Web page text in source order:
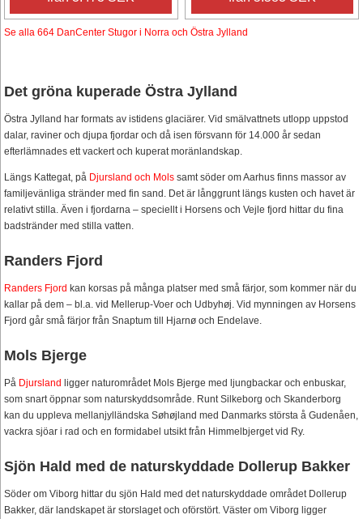
Se alla 664 DanCenter Stugor i Norra och Östra Jylland
Det gröna kuperade Östra Jylland
Östra Jylland har formats av istidens glaciärer. Vid smälvattnets utlopp uppstod
dalar, raviner och djupa fjordar och då isen försvann för 14.000 år sedan
efterlämnades ett vackert och kuperat moränlandskap.
Längs Kattegat, på Djursland och Mols samt söder om Aarhus finns massor av
familjevänliga stränder med fin sand. Det är långgrunt längs kusten och havet är
relativt stilla. Även i fjordarna – speciellt i Horsens och Vejle fjord hittar du fina
badstränder med stilla vatten.
Randers Fjord
Randers Fjord kan korsas på många platser med små färjor, som kommer när du
kallar på dem – bl.a. vid Mellerup-Voer och Udbyhøj. Vid mynningen av Horsens
Fjord går små färjor från Snaptum till Hjarnø och Endelave.
Mols Bjerge
På Djursland ligger naturområdet Mols Bjerge med ljungbackar och enbuskar,
som snart öppnar som naturskyddsområde. Runt Silkeborg och Skanderborg
kan du uppleva mellanjylländska Søhøjland med Danmarks största å Gudenåen,
vackra sjöar i rad och en formidabel utsikt från Himmelbjerget vid Ry.
Sjön Hald med de naturskyddade Dollerup Bakker
Söder om Viborg hittar du sjön Hald med det naturskyddade området Dollerup
Bakker, där landskapet är storslaget och oförstört. Väster om Viborg ligger